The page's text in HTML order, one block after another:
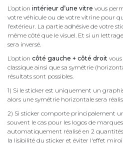
L’option intérieur d’une vitre vous
votre véhicule ou de votre vitrine pour
l’extérieur. La partie adhésive de votre
même côté que le visuel. Et si un
sera inversé.
L’option côté gauche + côté droit
classique ainsi que sa symétrie
résultats sont possibles.
1) Si le sticker est uniquement un
alors une symétrie horizontale sera
2) Si sticker comporte principalement
souvent le cas pour les logos de
automatiquement réalisé en 2
la lisibilité du sticker et éviter l'effet